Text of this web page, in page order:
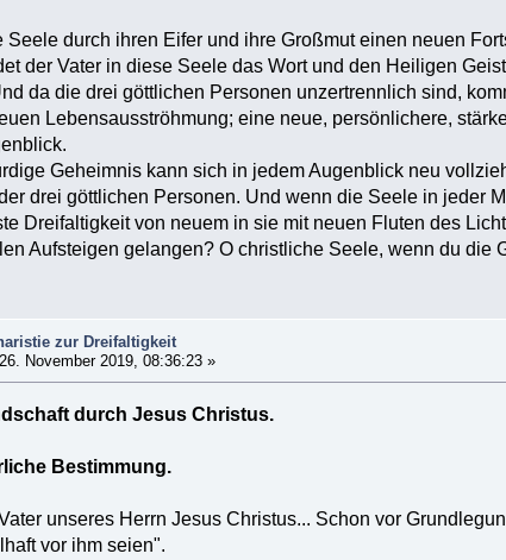
durch ihren Eifer und ihre Großmut einen neuen
der Vater in diese Seele das Wort und den Heiligen
da die drei göttlichen Personen unzertrennlich sind,
Lebensausströhmung; eine neue, persönlichere,
Geheimnis kann sich in jedem Augenblick neu
drei göttlichen Personen. Und wenn die Seele in jeder
Dreifaltigkeit von neuem in sie mit neuen Fluten des
Aufsteigen gelangen? O christliche Seele, wenn du die
zur Dreifaltigkeit
26. November 2019, 08:36:23 »
durch Jesus Christus.
Bestimmung.
unseres Herrn Jesus Christus... Schon vor
vor ihm seien".